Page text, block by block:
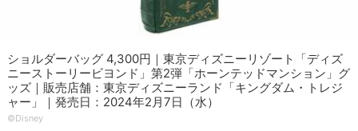
ショルダーバッグ 4,300円｜東京ディズニーリゾート「ディズ
ニーストーリービヨンド」第2弾「ホーンテッドマンション」グ
ッズ｜販売店舗：東京ディズニーランド「キングダム・トレジ
ャー」｜発売日：2024年2月7日（水）
©Disney